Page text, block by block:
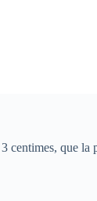
centimes, que